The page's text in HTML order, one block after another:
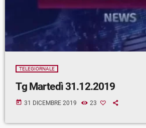
TELEGIORNALE
Tg Martedì 31.12.2019
today 31 DICEMBRE 2019 23